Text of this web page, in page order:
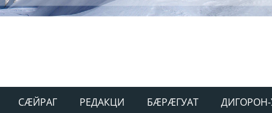
СÆЙРАГ РЕДАКЦИ БÆРÆГУАТ ДИГОРОН-